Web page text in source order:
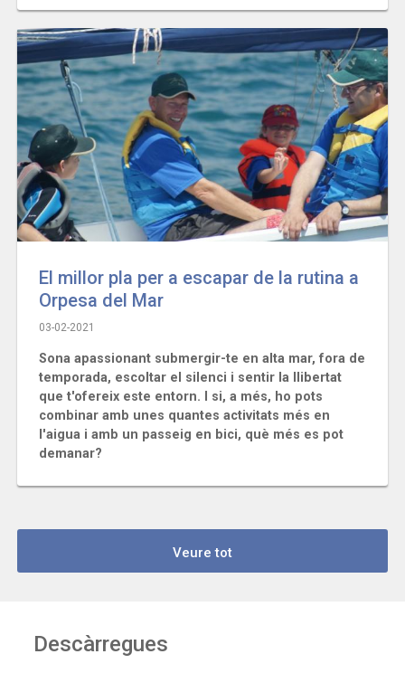
El millor pla per a escapar de la rutina a
Orpesa del Mar
03-02-2021
Sona apassionant submergir-te en alta mar, fora de
temporada, escoltar el silenci i sentir la llibertat
que t'ofereix este entorn. I si, a més, ho pots
combinar amb unes quantes activitats més en
l'aigua i amb un passeig en bici, què més es pot
demanar?
Veure tot
Descàrregues